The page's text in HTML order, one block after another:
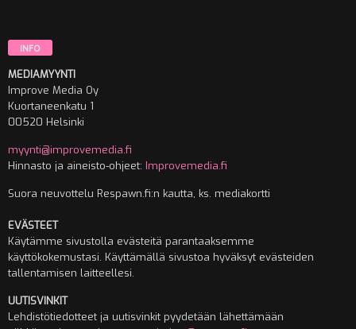
INFO
MEDIAMYYNTI
Improve Media Oy
Kuortaneenkatu 1
00520 Helsinki
myynti@improvemedia.fi
Hinnasto ja aineisto-ohjeet: Improvemedia.fi
Suora neuvottelu Respawn.fi:n kautta, ks. mediakortti
EVÄSTEET
Käytämme sivustolla evästeitä parantaaksemme
käyttökokemustasi. Käyttämällä sivustoa hyväksyt evästeiden
tallentamisen laitteellesi.
UUTISVINKIT
Lehdistötiedotteet ja uutisvinkit pyydetään lähettämään